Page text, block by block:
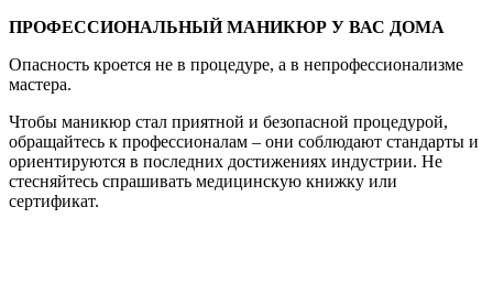
ПРОФЕССИОНАЛЬНЫЙ МАНИКЮР У ВАС ДОМА
Опасность кроется не в процедуре, а в непрофессионализме
мастера.
Чтобы маникюр стал приятной и безопасной процедурой,
обращайтесь к профессионалам – они соблюдают стандарты и
ориентируются в последних достижениях индустрии. Не
стесняйтесь спрашивать медицинскую книжку или
сертификат.